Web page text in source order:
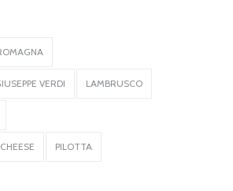
VERDI LAMBRUSCO
PILOTTA